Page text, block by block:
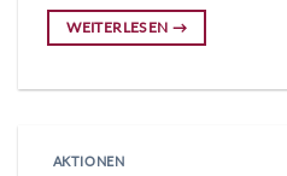
WEITERLESEN →
AKTIONEN